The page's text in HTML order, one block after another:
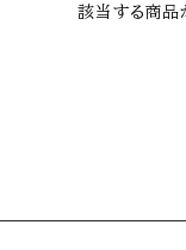
該当する商品